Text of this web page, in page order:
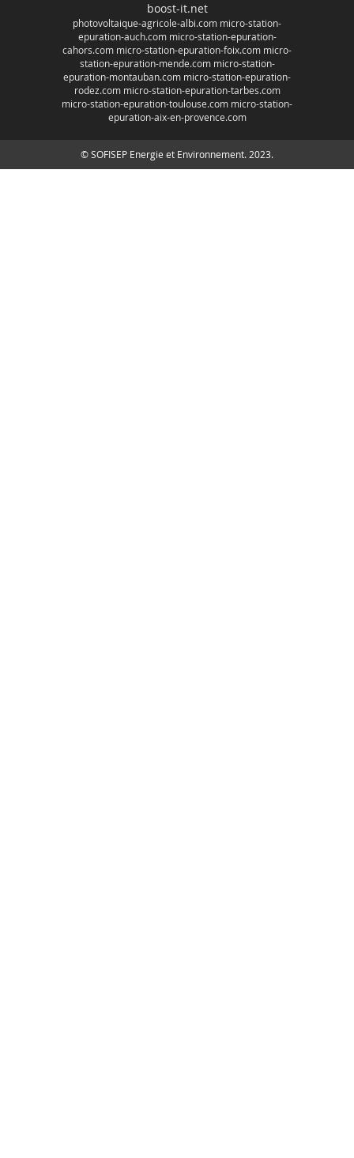
boost-it.net
photovoltaique-agricole-albi.com micro-station-
epuration-auch.com micro-station-epuration-
cahors.com micro-station-epuration-foix.com micro-
station-epuration-mende.com micro-station-
epuration-montauban.com micro-station-epuration-
rodez.com micro-station-epuration-tarbes.com
micro-station-epuration-toulouse.com micro-station-
epuration-aix-en-provence.com
© SOFISEP Energie et Environnement. 2023.